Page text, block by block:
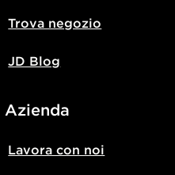
Trova negozio
JD Blog
Azienda
Lavora con noi